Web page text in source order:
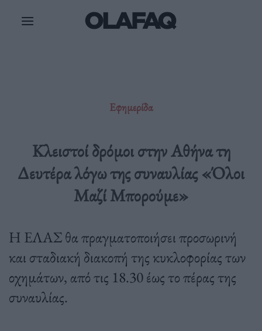
Εφημερίδα
Κλειστοί δρόμοι στην Αθήνα τη
Δευτέρα λόγω της συναυλίας «Όλοι
Μαζί Μπορούμε»
Η ΕΛΑΣ θα πραγματοποιήσει προσωρινή
και σταδιακή διακοπή της κυκλοφορίας των
οχημάτων, από τις 18.30 έως το πέρας της
συναυλίας.